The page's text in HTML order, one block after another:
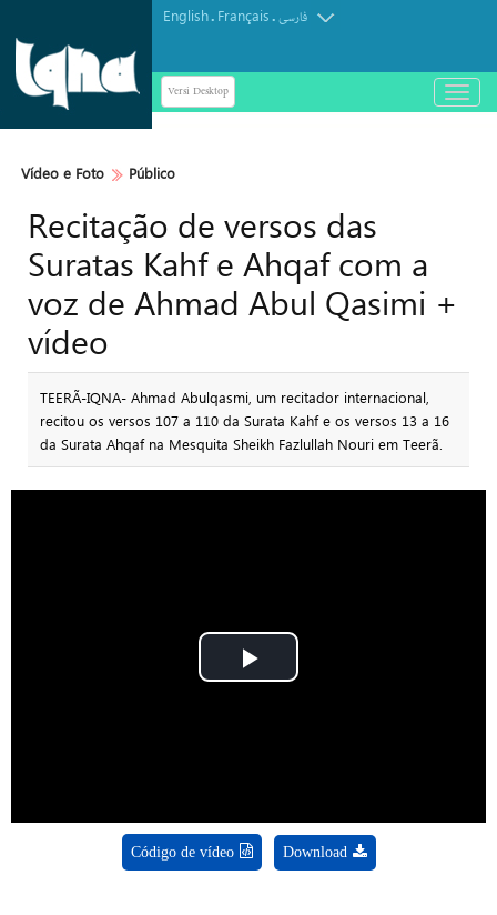
English. Français.فارسی
Versi Desktop
باز
و
Vídeo e Foto Público
Recitação de versos das
Suratas Kahf e Ahqaf com a
voz de Ahmad Abul Qasimi +
vídeo
TEERÃ-IQNA- Ahmad Abulqasmi, um recitador internacional,
recitou os versos 107 a 110 da Surata Kahf e os versos 13 a 16
da Surata Ahqaf na Mesquita Sheikh Fazlullah Nouri em Teerã.
Play
Código de vídeo Download